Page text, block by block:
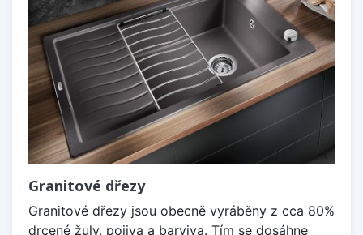
Granitové dřezy
Granitové dřezy jsou obecně vyráběny z cca 80%
drcené žuly, pojiva a barviva. Tím se dosáhne